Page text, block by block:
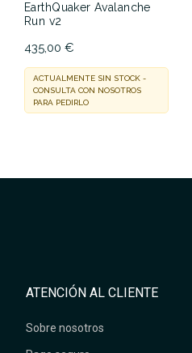
EarthQuaker Avalanche
Run v2
435,00 €
ACTUALMENTE SIN STOCK -
CONSULTA CON NOSOTROS
PARA PEDIRLO
ATENCIÓN AL CLIENTE
Sobre nosotros